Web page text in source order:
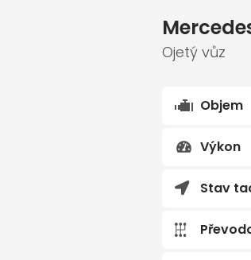
Ojetý vůz
Objem
Výkon
Stav
Mercedes-
Ojetý, 04/2024, 44